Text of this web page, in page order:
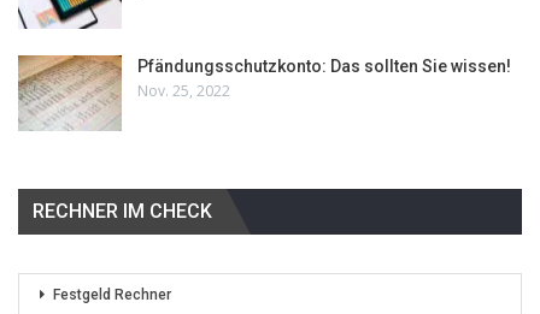
Pfändungsschutzkonto: Das sollten Sie wissen!
Nov. 25, 2022
RECHNER IM CHECK
Festgeld Rechner